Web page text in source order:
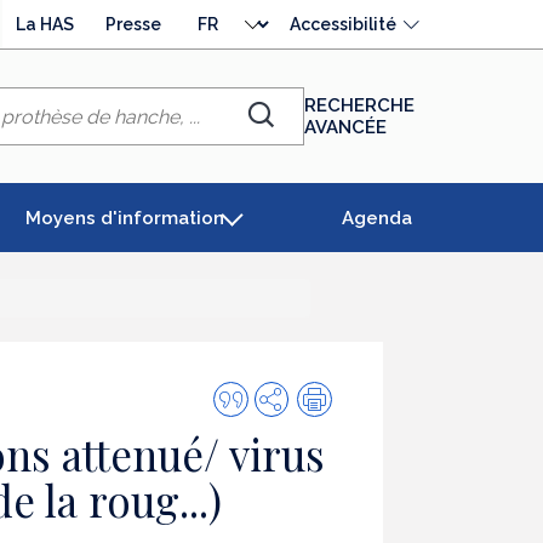
La HAS Presse
langue
Accessibilité
Chercher
RECHERCHE
AVANCÉE
Moyens d'information Agenda
Citer
cette
publication
PartagerImpression
attenué/ virus
la roug...)